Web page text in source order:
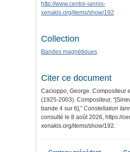
http://www.centre-iannis-
xenakis.org/items/show/192
Collection
Bandes magnétiques
Citer ce document
Cacioppo, George. Compositeur
(1925-2003). Compositeur,
bande 4 sur 6],” Constellation
consulté le 8 août 2026, https://
xenakis.org/items/show/192.